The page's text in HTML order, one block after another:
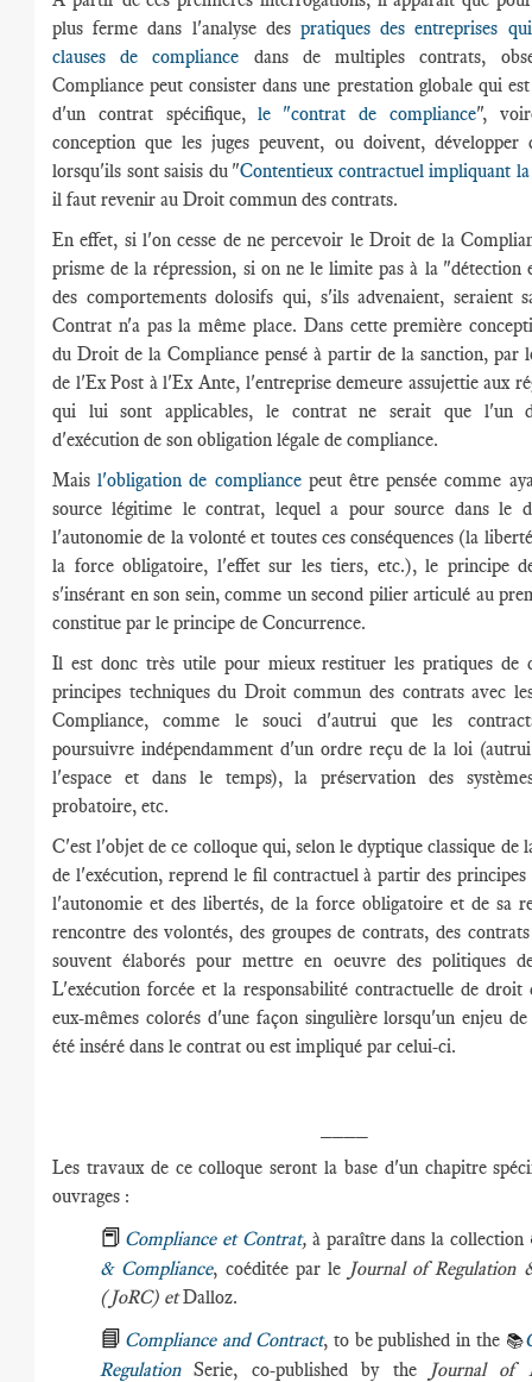
plus ferme dans l'analyse des pratiques des entreprises
clauses de compliance dans de multiples contrats,
Compliance peut consister dans une prestation globale qui
d'un contrat spécifique,le "contrat de compliance",
conception que les juges peuvent, ou doivent, développer
lorsqu'ils sont saisis du "Contentieux contractuel impliquant
il faut revenir au Droit commun des contrats.
En effet, si l'on cesse de ne percevoir le Droit de la
prisme de la répression, si on ne le limite pas à la "détection
des comportements dolosifs qui, s'ils advenaient, seraient
Contrat n'a pas la même place. Dans cette première
du Droit de la Compliance pensé à partir de la sanction, par
de l'Ex Post à l'Ex Ante, l'entreprise demeure assujettie aux
qui lui sont applicables, le contrat ne serait que l'un
d'exécution de son obligation légale de compliance.
Maisl'obligation de compliancepeut être pensée comme
source légitime le contrat, lequel a pour source dans le
l'autonomie de la volonté et toutes ces conséquences (la
la force obligatoire, l'effet sur les tiers, etc.), le principe
s'insérant en son sein, comme un second pilier articulé au
constitue par le principe de Concurrence.
Il est donc très utile pour mieux restituer les pratiques de
principes techniques du Droit commun des contrats avec
Compliance, comme le souci d'autrui que les
poursuivre indépendamment d'un ordre reçu de la loi
l'espace et dans le temps), la préservation des
probatoire, etc.
C'est l'objet de ce colloque qui, selon le dyptique classique de
de l'exécution, reprend le fil contractuel à partir des principes
l'autonomie et des libertés, de la force obligatoire et de sa
rencontre des volontés, des groupes de contrats, des
souvent élaborés pour mettre en oeuvre des politiques
L'exécution forcée et la responsabilité contractuelle de droit
eux-mêmes colorés d'une façon singulière lorsqu'un enjeu
été inséré dans le contrat ou est impliqué par celui-ci.
Les travaux de ce colloque seront la base d'un chapitre
ouvrages :
📕 Compliance et Contrat, à paraître dans la collection
& Compliance, coéditée par le Journal of Regulation
(JoRC) etDalloz.
📘 Compliance and Contract, to be published in the 📚
RegulationSerie, co-published by the
Journal of